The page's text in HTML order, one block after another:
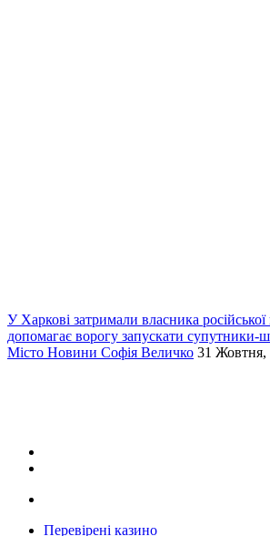
У Харкові затримали власника російської
допомагає ворогу запускати супутники-
Місто Новини Софія Величко 31 Жовтня,
Перевірені казино